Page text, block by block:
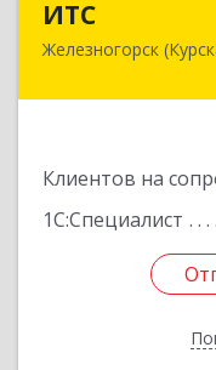
ИТС
Железногорск
Клиентов на
1С:Специалист